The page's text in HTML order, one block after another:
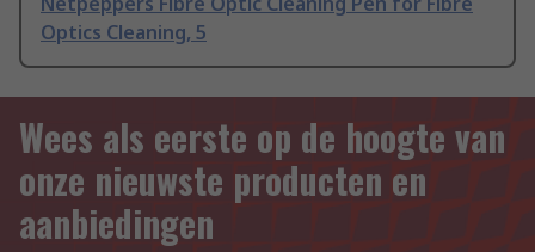
Optics Cleaning, 5
Wees als eerste op de hoogte van
onze nieuwste producten en
aanbiedingen